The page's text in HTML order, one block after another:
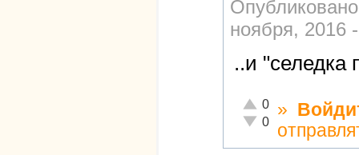
ноября, 2016
..и "селедка
Отлично!
0
Неадекватно!
0
»